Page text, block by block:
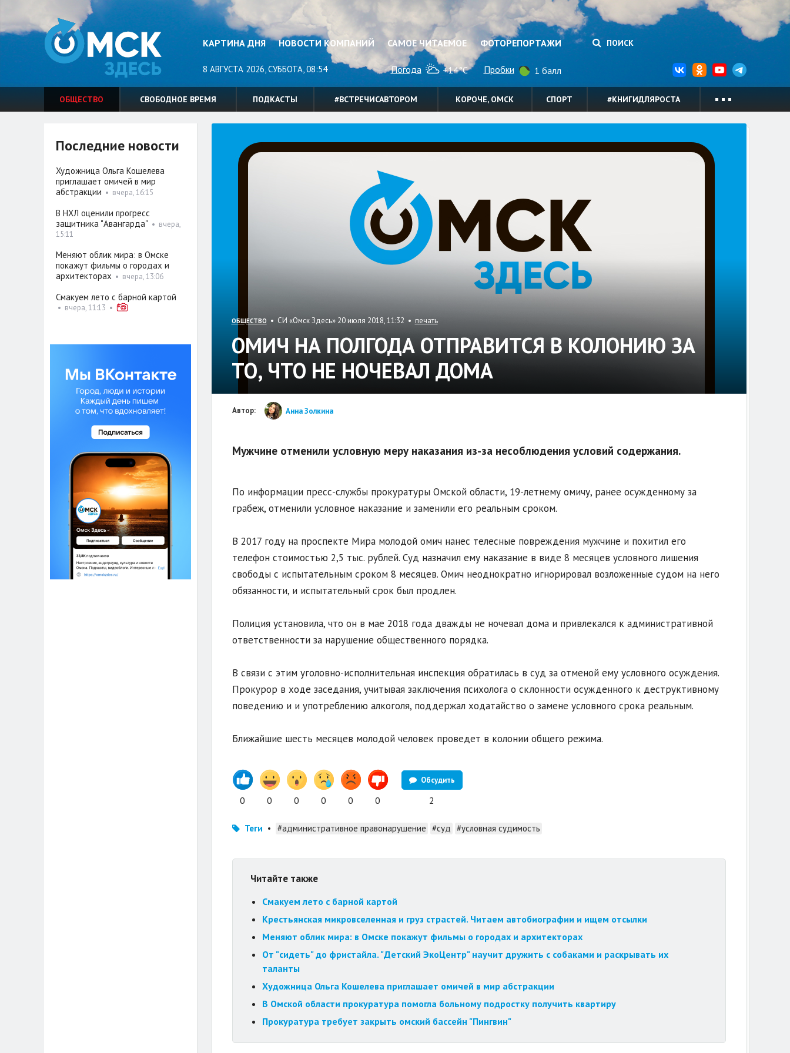
КАРТИНА ДНЯ НОВОСТИ КОМПАНИЙ САМОЕ ЧИТАЕМОЕ ФОТОРЕПОРТАЖИ ПОИСК
8 АВГУСТА 2026, СУББОТА, 08:54 Погода +14°C Пробки 1 балл
ОБЩЕСТВО СВОБОДНОЕ ВРЕМЯ ПОДКАСТЫ #ВСТРЕЧИСАВТОРОМ КОРОЧЕ, ОМСК СПОРТ #КНИГИДЛЯРОСТА
ОБЩЕСТВО • СИ «Омск Здесь» 20 июля 2018, 11:32 • печать
ОМИЧ НА ПОЛГОДА ОТПРАВИТСЯ В КОЛОНИЮ ЗА
ТО, ЧТО НЕ НОЧЕВАЛ ДОМА
Автор: Анна Золкина
Мужчине отменили условную меру наказания из-за несоблюдения условий содержания.
По информации пресс-службы прокуратуры Омской области, 19-летнему омичу, ранее осужденному за
грабеж, отменили условное наказание и заменили его реальным сроком.
В 2017 году на проспекте Мира молодой омич нанес телесные повреждения мужчине и похитил его
телефон стоимостью 2,5 тыс. рублей. Суд назначил ему наказание в виде 8 месяцев условного лишения
свободы с испытательным сроком 8 месяцев. Омич неоднократно игнорировал возложенные судом на него
обязанности, и испытательный срок был продлен.
Полиция установила, что он в мае 2018 года дважды не ночевал дома и привлекался к административной
ответственности за нарушение общественного порядка.
В связи с этим уголовно-исполнительная инспекция обратилась в суд за отменой ему условного осуждения.
Прокурор в ходе заседания, учитывая заключения психолога о склонности осужденного к деструктивному
поведению и и употреблению алкоголя, поддержал ходатайство о замене условного срока реальным.
Ближайшие шесть месяцев молодой человек проведет в колонии общего режима.
0 0 0 0 0 0
Обсудить
2
Теги • #административное правонарушение #суд #условная судимость
Читайте также
Смакуем лето с барной картой
Крестьянская микровселенная и груз страстей. Читаем автобиографии и ищем отсылки
Меняют облик мира: в Омске покажут фильмы о городах и архитекторах
От "сидеть" до фристайла. "Детский ЭкоЦентр" научит дружить с собаками и раскрывать их
таланты
Художница Ольга Кошелева приглашает омичей в мир абстракции
В Омской области прокуратура помогла больному подростку получить квартиру
Прокуратура требует закрыть омский бассейн "Пингвин"
Последние новости
Художница Ольга Кошелева
приглашает омичей в мир
абстракции • вчера, 16:15
В НХЛ оценили прогресс
защитника "Авангарда" • вчера,
15:11
Меняют облик мира: в Омске
покажут фильмы о городах и
архитекторах • вчера, 13:06
Смакуем лето с барной картой
• вчера, 11:13 •